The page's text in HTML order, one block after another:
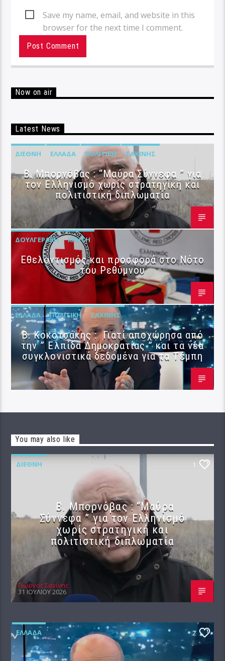
Save my name, email, and website in this
browser for the next time I comment.
Now on air
Latest News
ΔΙΕΘΝΉ ΕΛΛΆΔΑ ΠΟΛΙΤΙΚΉ ΣΑΧΊΝΗΣ
B. Μπορνόβας : “Μαύρα Σύννεφα ” για
τον Ελληνισμό χωρίς στρατηγική και
πολιτιστική διπλωματία
ΔΟΥΛΓΕΡΆΚΗ ΚΡΉΤΗ
Εθελοντισμός και προσφορά στο Νότο
του Ρεθύμνου
ΕΛΛΆΔΑ ΠΟΛΙΤΙΚΉ ΣΑΧΊΝΗΣ
Β. Κοκοτσάκης : Γιατί αποχώρησα από
την ” Ελπίδα Δημοκρατίας ” και τα νέα
συγκλονιστικά δεδομένα για τα Τέμπη
You may also like
ΔΙΕΘΝΉ 1
B. Μπορνόβας : “Μαύρα
Σύννεφα ” για τον Ελληνισμό
χωρίς στρατηγική και
πολιτιστική διπλωματία
Γιώργος Σαχίνης
31 ΙΟΥΛΊΟΥ 2026
ΕΛΛΆΔΑ 2